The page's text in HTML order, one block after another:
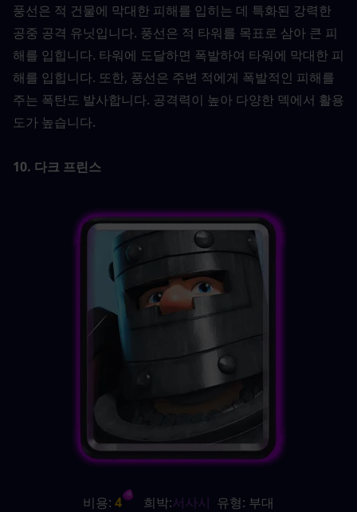
풍선은 적 건물에 막대한 피해를 입히는 데 특화된 강력한
공중 공격 유닛입니다. 풍선은 적 타워를 목표로 삼아 큰 피
해를 입힙니다. 타워에 도달하면 폭발하여 타워에 막대한 피
해를 입힙니다. 또한, 풍선은 주변 적에게 폭발적인 피해를
주는 폭탄도 발사합니다. 공격력이 높아 다양한 덱에서 활용
도가 높습니다.
10. 다크 프린스
비용: 4 희박:서사시 유형: 부대